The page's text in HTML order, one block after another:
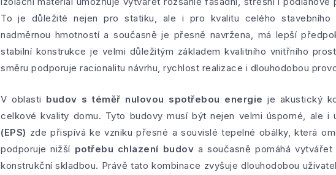
To je důležité nejen pro statiku, ale i pro kvalitu celého stavebního
nadměrnou hmotností a současně je přesně navržena, má lepší
stabilní konstrukce je velmi důležitým základem kvalitního vnitřního
směru podporuje racionalitu návrhu, rychlost realizace i dlouhodobou
V oblasti budov s téměř nulovou spotřebou energie je akustický
celkové kvality domu. Tyto budovy musí být nejen velmi úsporné, ale i
(EPS) zde přispívá ke vzniku přesné a souvislé tepelné obálky, která
podporuje nižší potřebu chlazení budov a současně pomáhá
konstrukční skladbou. Právě tato kombinace zvyšuje dlouhodobou